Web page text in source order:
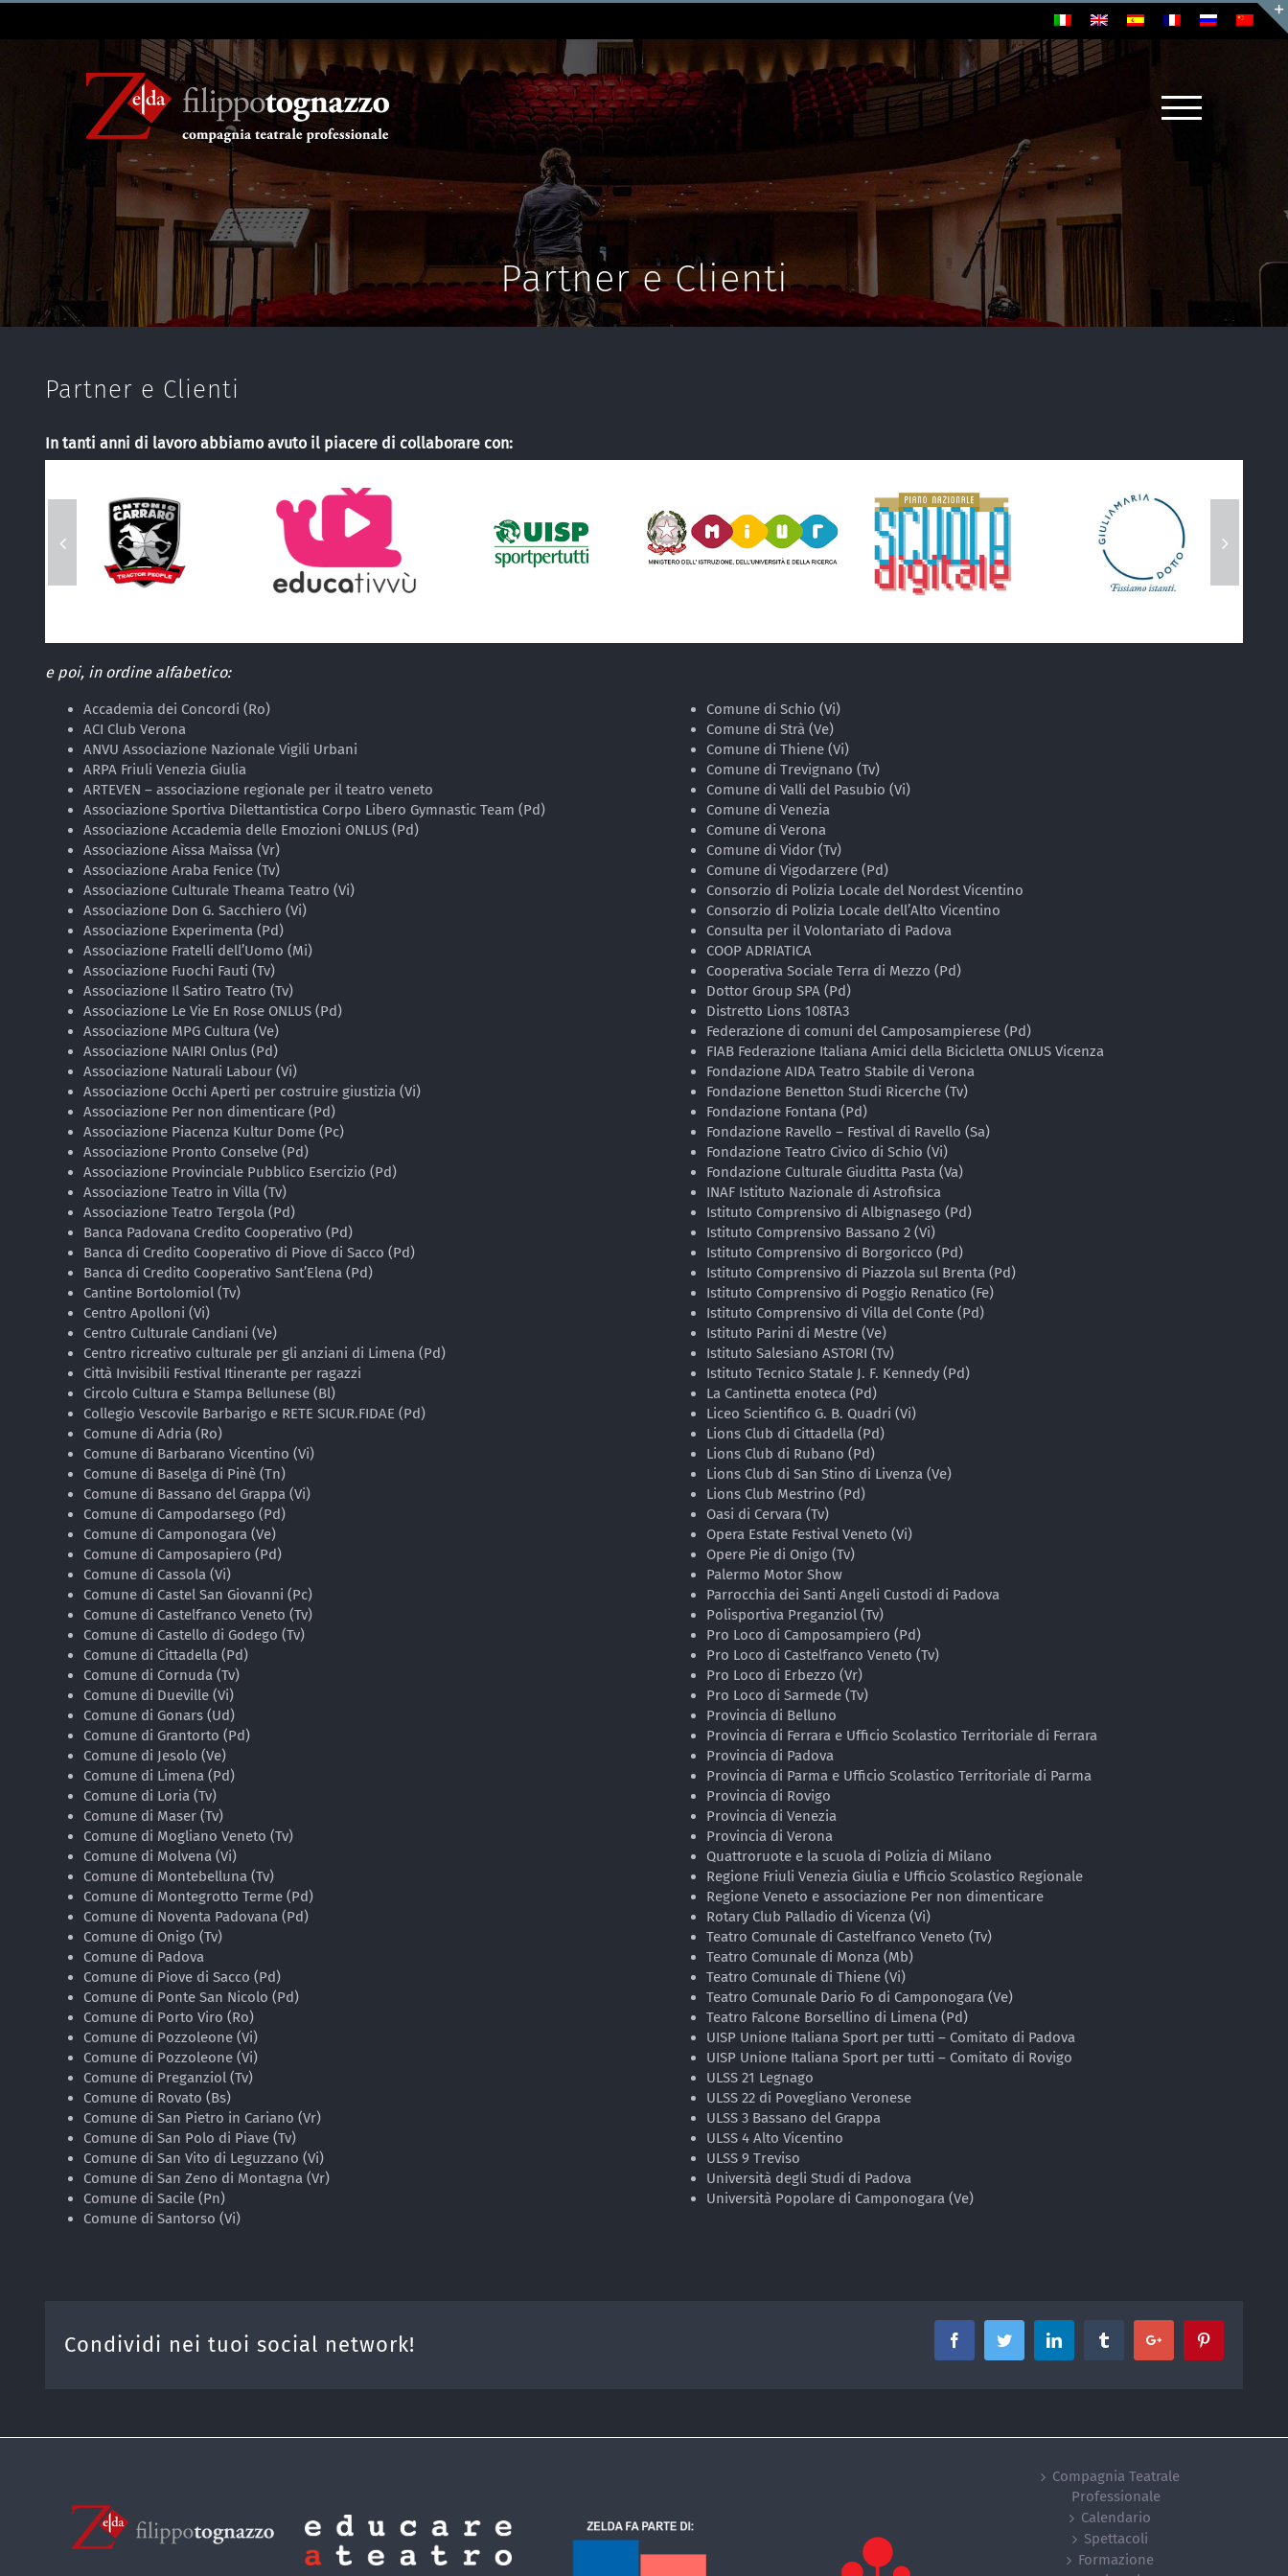
Partner e Clienti
Partner e Clienti
In tanti anni di lavoro abbiamo avuto il piacere di collaborare con:
e poi, in ordine alfabetico:
Accademia dei Concordi (Ro)
ACI Club Verona
ANVU Associazione Nazionale Vigili Urbani
ARPA Friuli Venezia Giulia
ARTEVEN – associazione regionale per il teatro veneto
Associazione Sportiva Dilettantistica Corpo Libero Gymnastic Team (Pd)
Associazione Accademia delle Emozioni ONLUS (Pd)
Associazione Aìssa Maìssa (Vr)
Associazione Araba Fenice (Tv)
Associazione Culturale Theama Teatro (Vi)
Associazione Don G. Sacchiero (Vi)
Associazione Experimenta (Pd)
Associazione Fratelli dell’Uomo (Mi)
Associazione Fuochi Fauti (Tv)
Associazione Il Satiro Teatro (Tv)
Associazione Le Vie En Rose ONLUS (Pd)
Associazione MPG Cultura (Ve)
Associazione NAIRI Onlus (Pd)
Associazione Naturali Labour (Vi)
Associazione Occhi Aperti per costruire giustizia (Vi)
Associazione Per non dimenticare (Pd)
Associazione Piacenza Kultur Dome (Pc)
Associazione Pronto Conselve (Pd)
Associazione Provinciale Pubblico Esercizio (Pd)
Associazione Teatro in Villa (Tv)
Associazione Teatro Tergola (Pd)
Banca Padovana Credito Cooperativo (Pd)
Banca di Credito Cooperativo di Piove di Sacco (Pd)
Banca di Credito Cooperativo Sant’Elena (Pd)
Cantine Bortolomiol (Tv)
Centro Apolloni (Vi)
Centro Culturale Candiani (Ve)
Centro ricreativo culturale per gli anziani di Limena (Pd)
Città Invisibili Festival Itinerante per ragazzi
Circolo Cultura e Stampa Bellunese (Bl)
Collegio Vescovile Barbarigo e RETE SICUR.FIDAE (Pd)
Comune di Adria (Ro)
Comune di Barbarano Vicentino (Vi)
Comune di Baselga di Pinè (Tn)
Comune di Bassano del Grappa (Vi)
Comune di Campodarsego (Pd)
Comune di Camponogara (Ve)
Comune di Camposapiero (Pd)
Comune di Cassola (Vi)
Comune di Castel San Giovanni (Pc)
Comune di Castelfranco Veneto (Tv)
Comune di Castello di Godego (Tv)
Comune di Cittadella (Pd)
Comune di Cornuda (Tv)
Comune di Dueville (Vi)
Comune di Gonars (Ud)
Comune di Grantorto (Pd)
Comune di Jesolo (Ve)
Comune di Limena (Pd)
Comune di Loria (Tv)
Comune di Maser (Tv)
Comune di Mogliano Veneto (Tv)
Comune di Molvena (Vi)
Comune di Montebelluna (Tv)
Comune di Montegrotto Terme (Pd)
Comune di Noventa Padovana (Pd)
Comune di Onigo (Tv)
Comune di Padova
Comune di Piove di Sacco (Pd)
Comune di Ponte San Nicolo (Pd)
Comune di Porto Viro (Ro)
Comune di Pozzoleone (Vi)
Comune di Pozzoleone (Vi)
Comune di Preganziol (Tv)
Comune di Rovato (Bs)
Comune di San Pietro in Cariano (Vr)
Comune di San Polo di Piave (Tv)
Comune di San Vito di Leguzzano (Vi)
Comune di San Zeno di Montagna (Vr)
Comune di Sacile (Pn)
Comune di Santorso (Vi)
Comune di Schio (Vi)
Comune di Strà (Ve)
Comune di Thiene (Vi)
Comune di Trevignano (Tv)
Comune di Valli del Pasubio (Vi)
Comune di Venezia
Comune di Verona
Comune di Vidor (Tv)
Comune di Vigodarzere (Pd)
Consorzio di Polizia Locale del Nordest Vicentino
Consorzio di Polizia Locale dell’Alto Vicentino
Consulta per il Volontariato di Padova
COOP ADRIATICA
Cooperativa Sociale Terra di Mezzo (Pd)
Dottor Group SPA (Pd)
Distretto Lions 108TA3
Federazione di comuni del Camposampierese (Pd)
FIAB Federazione Italiana Amici della Bicicletta ONLUS Vicenza
Fondazione AIDA Teatro Stabile di Verona
Fondazione Benetton Studi Ricerche (Tv)
Fondazione Fontana (Pd)
Fondazione Ravello – Festival di Ravello (Sa)
Fondazione Teatro Civico di Schio (Vi)
Fondazione Culturale Giuditta Pasta (Va)
INAF Istituto Nazionale di Astrofisica
Istituto Comprensivo di Albignasego (Pd)
Istituto Comprensivo Bassano 2 (Vi)
Istituto Comprensivo di Borgoricco (Pd)
Istituto Comprensivo di Piazzola sul Brenta (Pd)
Istituto Comprensivo di Poggio Renatico (Fe)
Istituto Comprensivo di Villa del Conte (Pd)
Istituto Parini di Mestre (Ve)
Istituto Salesiano ASTORI (Tv)
Istituto Tecnico Statale J. F. Kennedy (Pd)
La Cantinetta enoteca (Pd)
Liceo Scientifico G. B. Quadri (Vi)
Lions Club di Cittadella (Pd)
Lions Club di Rubano (Pd)
Lions Club di San Stino di Livenza (Ve)
Lions Club Mestrino (Pd)
Oasi di Cervara (Tv)
Opera Estate Festival Veneto (Vi)
Opere Pie di Onigo (Tv)
Palermo Motor Show
Parrocchia dei Santi Angeli Custodi di Padova
Polisportiva Preganziol (Tv)
Pro Loco di Camposampiero (Pd)
Pro Loco di Castelfranco Veneto (Tv)
Pro Loco di Erbezzo (Vr)
Pro Loco di Sarmede (Tv)
Provincia di Belluno
Provincia di Ferrara e Ufficio Scolastico Territoriale di Ferrara
Provincia di Padova
Provincia di Parma e Ufficio Scolastico Territoriale di Parma
Provincia di Rovigo
Provincia di Venezia
Provincia di Verona
Quattroruote e la scuola di Polizia di Milano
Regione Friuli Venezia Giulia e Ufficio Scolastico Regionale
Regione Veneto e associazione Per non dimenticare
Rotary Club Palladio di Vicenza (Vi)
Teatro Comunale di Castelfranco Veneto (Tv)
Teatro Comunale di Monza (Mb)
Teatro Comunale di Thiene (Vi)
Teatro Comunale Dario Fo di Camponogara (Ve)
Teatro Falcone Borsellino di Limena (Pd)
UISP Unione Italiana Sport per tutti – Comitato di Padova
UISP Unione Italiana Sport per tutti – Comitato di Rovigo
ULSS 21 Legnago
ULSS 22 di Povegliano Veronese
ULSS 3 Bassano del Grappa
ULSS 4 Alto Vicentino
ULSS 9 Treviso
Università degli Studi di Padova
Università Popolare di Camponogara (Ve)
Condividi nei tuoi social network! FacebookTwitter Linkedin Tumblr Google+
Compagnia Teatrale
Professionale
Calendario
Spettacoli
Formazione